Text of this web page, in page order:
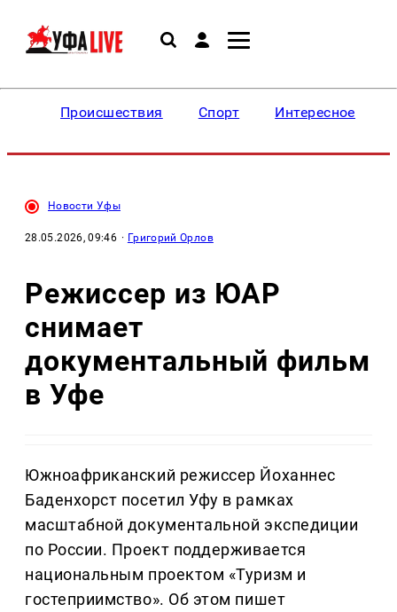
Происшествия Спорт Интересное
Новости Уфы
28.05.2026, 09:46 · Григорий Орлов
Режиссер из ЮАР
снимает
документальный фильм
в Уфе
Южноафриканский режиссер Йоханнес
Баденхорст посетил Уфу в рамках
масштабной документальной экспедиции
по России. Проект поддерживается
национальным проектом «Туризм и
гостеприимство». Об этом пишет